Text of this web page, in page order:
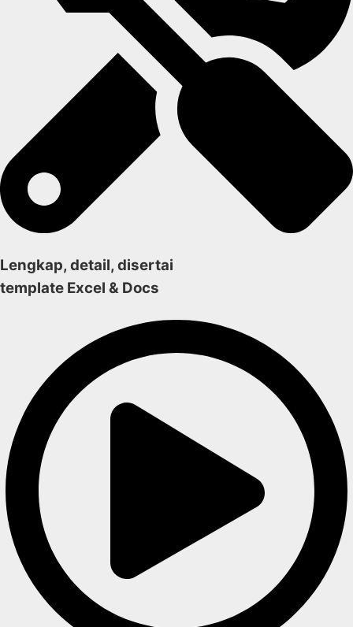
Lengkap, detail, disertai
template Excel & Docs